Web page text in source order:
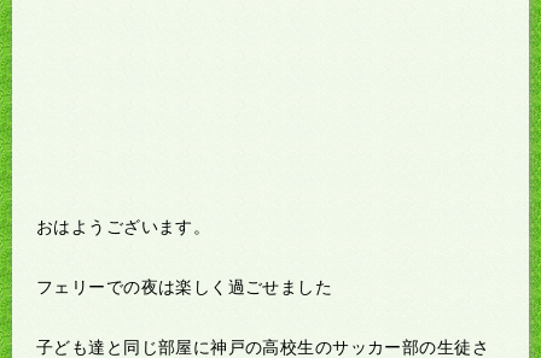
おはようございます。
フェリーでの夜は楽しく過ごせました
子ども達と同じ部屋に神戸の高校生のサッカー部の生徒さ